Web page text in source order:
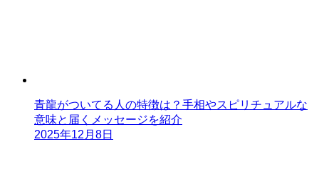
青龍がついてる人の特徴は？手相やスピリチュアルな
意味と届くメッセージを紹介
2025年12月8日